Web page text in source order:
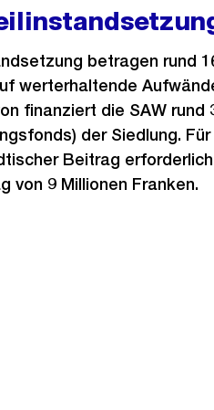
betragen rund
werterhaltende
finanziert die SAW rund
der Siedlung.
Beitrag
von 9 Millionen Franken.